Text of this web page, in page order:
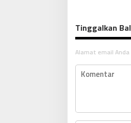
a
s
i
p
Tinggalkan
Alamat email